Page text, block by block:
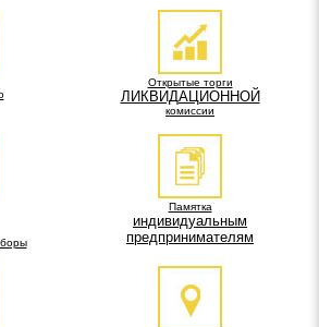
Открытые торги
ЛИКВИДАЦИОННОЙ
комиссии
Памятка
индивидуальным
предпринимателям